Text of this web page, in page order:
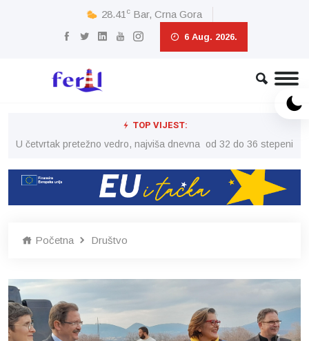
28.41 c Bar, Crna Gora
6 Aug. 2026.
TOP VIJEST:
U četvrtak pretežno vedro, najviša dnevna od 32 do 36 stepeni
Početna Društvo